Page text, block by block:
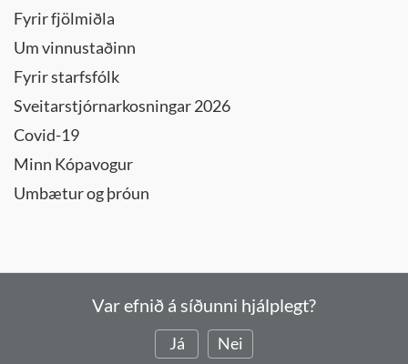
Fyrir fjölmiðla
Um vinnustaðinn
Fyrir starfsfólk
Sveitarstjórnarkosningar 2026
Covid-19
Minn Kópavogur
Umbætur og þróun
Var efnið á síðunni hjálplegt?
Já Nei